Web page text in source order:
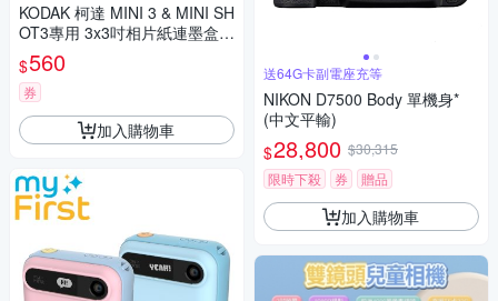
KODAK 柯達 MINI 3 & MINI SH
OT3專用 3x3吋相片紙連墨盒(3
0張) 公司貨
$560
券
加入購物車
送64G卡副電座充等
NIKON D7500 Body 單機身*
(中文平輸)
$28,800 $30,315
限時下殺
券 贈品
加入購物車